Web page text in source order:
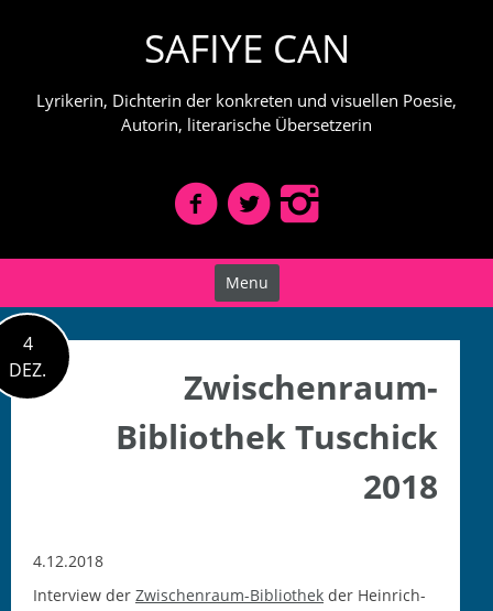
SAFIYE CAN
Lyrikerin, Dichterin der konkreten und visuellen Poesie,
Autorin, literarische Übersetzerin
Menu
4
DEZ.
Zwischenraum-
Bibliothek Tuschick
2018
4.12.2018
Interview der Zwischenraum-Bibliothek der Heinrich-